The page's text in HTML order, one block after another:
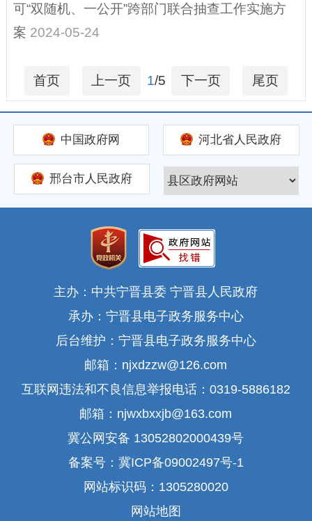
可“双随机、一公开”跨部门联合抽查工作实施方
案 2024-05-24
首页 上一页 1/5 下一页 尾页
中国政府网 河北省人民政府
邢台市人民政府
主办：中共宁晋县委 宁晋县人民政府
承办：宁晋县电子政务服务中心
后台维护：宁晋县电子政务服务中心
邮箱：njxdzzw@126.com
互联网违法和不良信息举报电话：0319-5886182
邮箱：njwxbxxjb@163.com
冀公网安备 13052802000439号
备案号：冀ICP备09002497号-1
网站标识码：1305280020
网站地图